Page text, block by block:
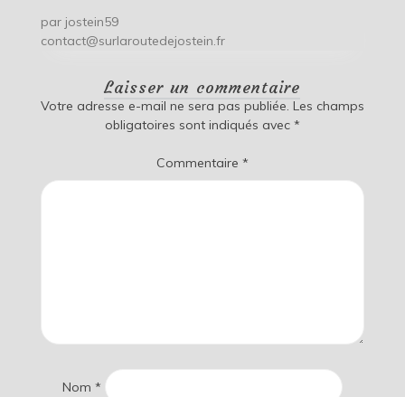
par jostein59
contact@surlaroutedejostein.fr
Laisser un commentaire
Votre adresse e-mail ne sera pas publiée. Les champs
obligatoires sont indiqués avec *
Commentaire *
Nom *